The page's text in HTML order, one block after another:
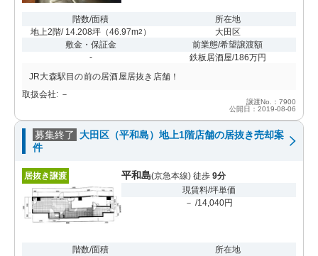
階数/面積
地上2階/ 14.208坪（46.97m2 ）
所在地
大田区
敷金・保証金
-
前業態/希望譲渡額
鉄板居酒屋/186万円
JR大森駅目の前の居酒屋居抜き店舗！
取扱会社: －
譲渡No.：7900
公開日：2019-08-06
募集終了
大田区（平和島）地上1階店舗の居抜き売却案
件
居抜き譲渡 平和島(京急本線) 徒歩 9分
現賃料/坪単価
－ /14,040円
階数/面積
所在地